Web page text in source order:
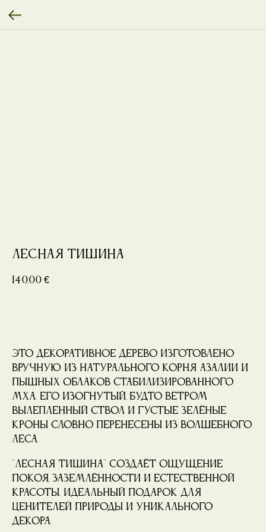
Лесная тишина
140,00 €
Это декоративное дерево изготовлено
вручную из натурального корня азалии и
пышных облаков стабилизированного
мха. Его изогнутый, будто ветром
вылепленный ствол и густые зелёные
кроны словно перенесены из волшебного
леса.
"Лесная Тишина" создаёт ощущение
покоя, заземлённости и естественной
красоты. Идеальный подарок для
ценителей природы и уникального
декора.